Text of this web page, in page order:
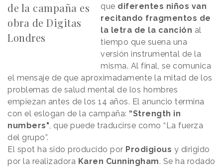
de la campaña es
obra de Digitas
Londres
que diferentes niños van
recitando fragmentos de
la letra de la canción al
tiempo que suena una
versión instrumental de la
misma. Al final, se comunica
el mensaje de que aproximadamente la mitad de los
problemas de salud mental de los hombres
empiezan antes de los 14 años. El anuncio termina
con el eslogan de la campaña: “Strength in
numbers", que puede traducirse como “La fuerza
del grupo”.
El spot ha sido producido por Prodigious y dirigido
por la realizadora Karen Cunningham. Se ha rodado